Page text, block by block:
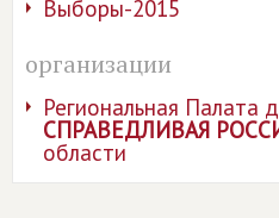
Выборы-2015
организации
Региональная Палата
СПРАВЕДЛИВАЯ
области